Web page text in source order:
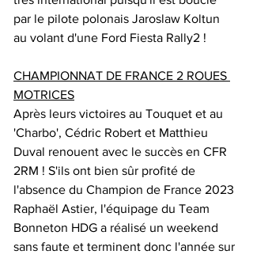
par le pilote polonais Jaroslaw Koltun
au volant d'une Ford Fiesta Rally2 !
CHAMPIONNAT DE FRANCE 2 ROUES
MOTRICES
Après leurs victoires au Touquet et au
'Charbo', Cédric Robert et Matthieu
Duval renouent avec le succès en CFR
2RM ! S'ils ont bien sûr profité de
l'absence du Champion de France 2023
Raphaël Astier, l'équipage du Team
Bonneton HDG a réalisé un weekend
sans faute et terminent donc l'année sur